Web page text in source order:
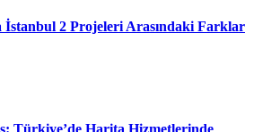
İstanbul 2 Projeleri Arasındaki Farklar
Türkiye’de Harita Hizmetlerinde